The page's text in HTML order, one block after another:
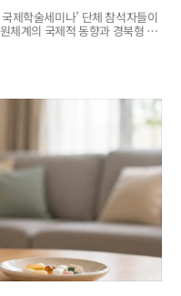
제학술세미나’ 단체 참석자들이
체계의 국제적 동향과 경북형 지
에는 들어가지 않지만,…